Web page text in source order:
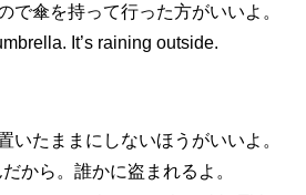
で傘を持って行った方がいいよ。
It’s raining outside.
いたままにしないほうがいいよ。
から。誰かに盗まれるよ。